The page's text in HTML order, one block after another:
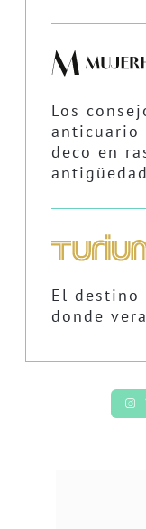
Los
anticuario
deco en
El destino
donde